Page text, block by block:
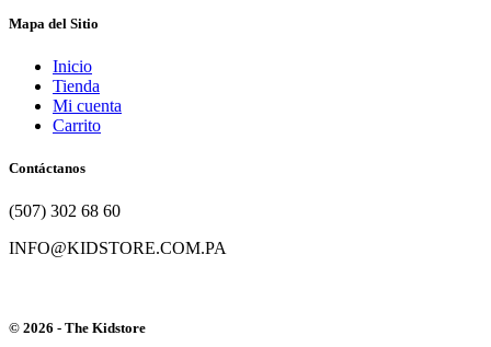
Mapa del Sitio
Inicio
Tienda
Mi cuenta
Carrito
Contáctanos
(507) 302 68 60
INFO@KIDSTORE.COM.PA
© 2026 - The Kidstore